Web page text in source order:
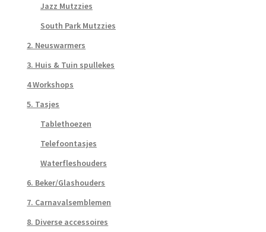
Jazz Mutzzies
South Park Mutzzies
2. Neuswarmers
3. Huis & Tuin spullekes
4 Workshops
5. Tasjes
Tablethoezen
Telefoontasjes
Waterfleshouders
6. Beker/Glashouders
7. Carnavalsemblemen
8. Diverse accessoires